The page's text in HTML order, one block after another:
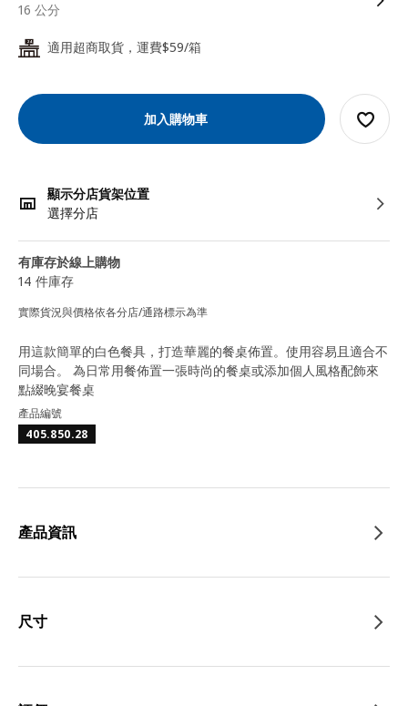
16 公分
24 適用超商取貨，運費$59/箱
加入購物車
顯示分店貨架位置
選擇分店
有庫存於線上購物
14 件庫存
實際貨況與價格依各分店/通路標示為準
用這款簡單的白色餐具，打造華麗的餐桌佈置。使用容易且適合不
同場合。 為日常用餐佈置一張時尚的餐桌或添加個人風格配飾來
點綴晚宴餐桌
產品編號
405.850.28
產品資訊
尺寸